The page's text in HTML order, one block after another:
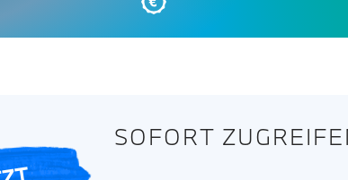
SOFORT